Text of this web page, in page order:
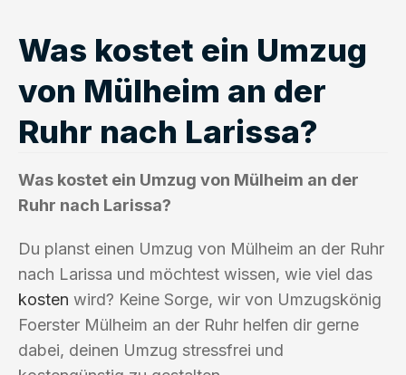
Was kostet ein Umzug
von Mülheim an der
Ruhr nach Larissa?
Was kostet ein Umzug von Mülheim an der
Ruhr nach Larissa?
Du planst einen Umzug von Mülheim an der Ruhr
nach Larissa und möchtest wissen, wie viel das
kosten wird? Keine Sorge, wir von Umzugskönig
Foerster Mülheim an der Ruhr helfen dir gerne
dabei, deinen Umzug stressfrei und